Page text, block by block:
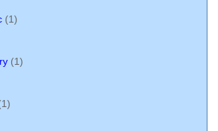
(1)
(1)